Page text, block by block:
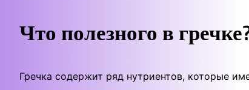
Что полезного в
Гречка содержит ряд нутриентов, которые